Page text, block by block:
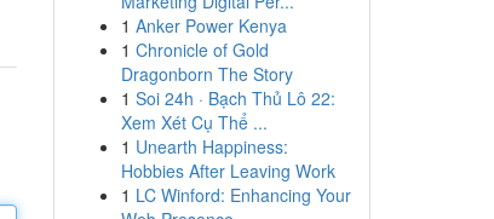
1 Anker Power Kenya
1 Chronicle of Gold
Dragonborn The Story
1 Soi 24h · Bạch Thủ Lô 22:
Xem Xét Cụ Thể ...
1 Unearth Happiness:
Hobbies After Leaving Work
1 LC Winford: Enhancing Your